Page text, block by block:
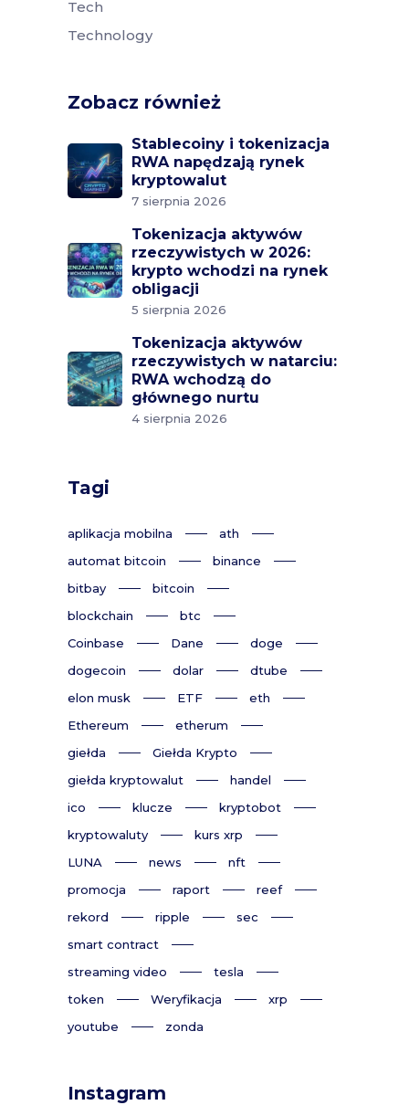
Tech
Technology
Zobacz również
Stablecoiny i tokenizacja
RWA napędzają rynek
kryptowalut
7 sierpnia 2026
Tokenizacja aktywów
rzeczywistych w 2026:
krypto wchodzi na rynek
obligacji
5 sierpnia 2026
Tokenizacja aktywów
rzeczywistych w natarciu:
RWA wchodzą do
głównego nurtu
4 sierpnia 2026
Tagi
aplikacja mobilna
ath
automat bitcoin
binance
bitbay
bitcoin
blockchain
btc
Coinbase
Dane
doge
dogecoin
dolar
dtube
elon musk
ETF
eth
Ethereum
etherum
giełda
Giełda Krypto
giełda kryptowalut
handel
ico
klucze
kryptobot
kryptowaluty
kurs xrp
LUNA
news
nft
promocja
raport
reef
rekord
ripple
sec
smart contract
streaming video
tesla
token
Weryfikacja
xrp
youtube
zonda
Instagram